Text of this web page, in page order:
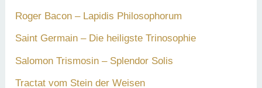
Roger Bacon – Lapidis Philosophorum
Saint Germain – Die heiligste Trinosophie
Salomon Trismosin – Splendor Solis
Tractat vom Stein der Weisen